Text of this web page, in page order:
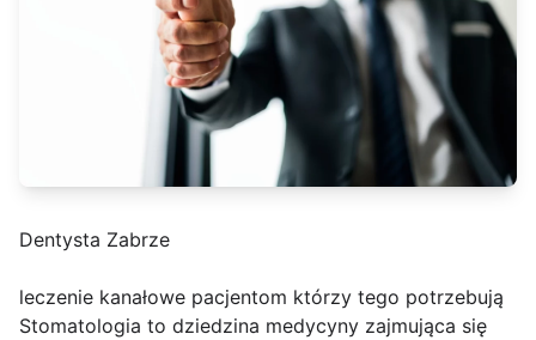
Dentysta Zabrze
leczenie kanałowe pacjentom którzy tego potrzebują
Stomatologia to dziedzina medycyny zajmująca się